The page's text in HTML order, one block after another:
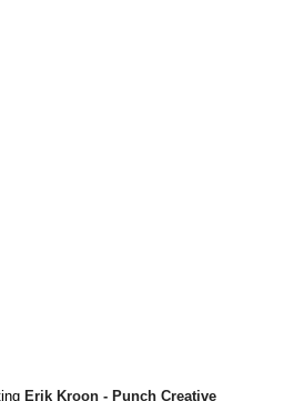
Erik Kroon - Punch Creative